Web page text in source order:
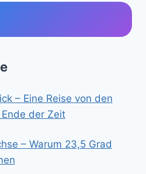
– Eine Reise von den
der Zeit
– Warum 23,5 Grad